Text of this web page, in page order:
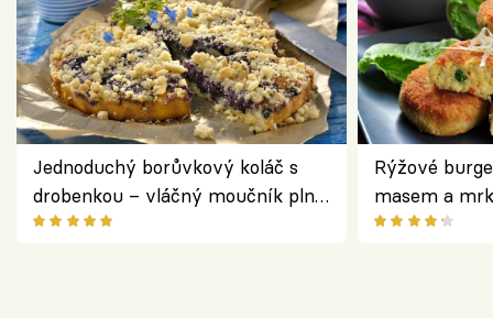
Jednoduchý borůvkový koláč s
drobenkou – vláčný moučník plný
ovoce
Rýžové
masem a
salátem –